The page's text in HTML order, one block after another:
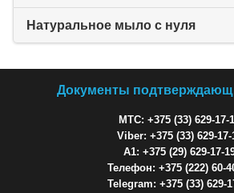
Натуральное мыло с нуля
Документы
МТС: +375 (33) 629-17-
Viber: +375 (33) 629-17-
A1: +375 (29) 629-17-
Телефон: +375 (222) 60-
Telegram: +375 (33) 629-